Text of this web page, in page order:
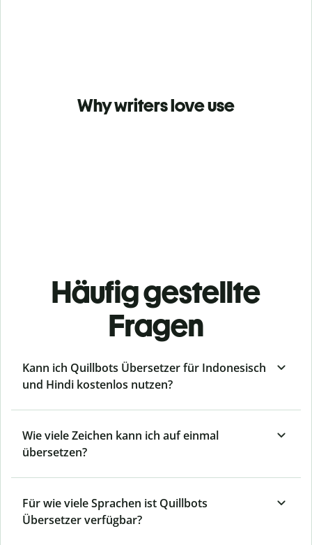
Why writers love use
Häufig gestellte
Fragen
Kann ich Quillbots Übersetzer für Indonesisch
und Hindi kostenlos nutzen?
Wie viele Zeichen kann ich auf einmal
übersetzen?
Für wie viele Sprachen ist Quillbots
Übersetzer verfügbar?